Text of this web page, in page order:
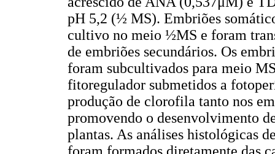
pH 5,2 (½ MS). Embriões
cultivo no meio ½MS e foram
de embriões secundários. Os
foram subcultivados para meio
fitoregulador submetidos a
produção de clorofila tanto nos
promovendo o desenvolvimento
plantas. As análises histológicas